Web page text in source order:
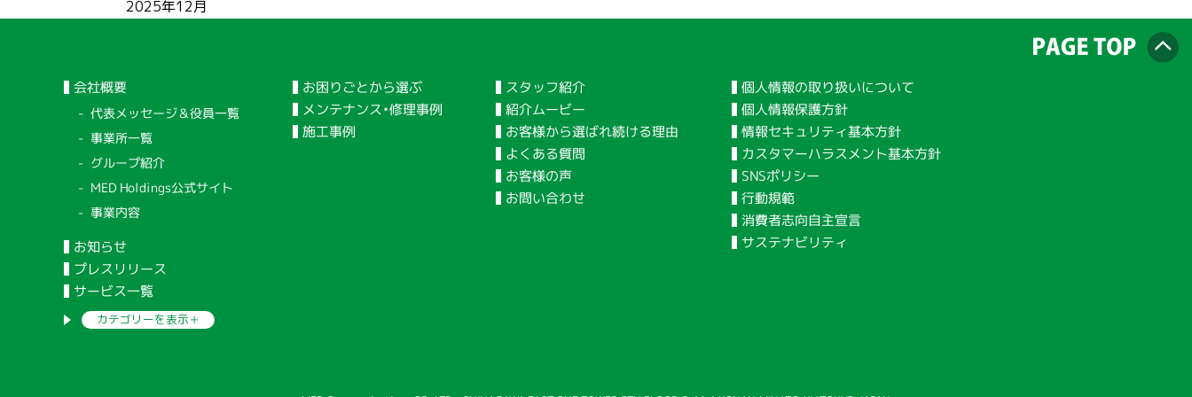
2025年12月
会社概要
代表メッセージ＆役員一覧
事業所一覧
グループ紹介
MED Holdings公式サイト
事業内容
お知らせ
プレスリリース
サービス一覧
カテゴリーを表示＋
お困りごとから選ぶ
メンテナンス・修理事例
施工事例
スタッフ紹介
紹介ムービー
お客様から選ばれ続ける理由
よくある質問
お客様の声
お問い合わせ
個人情報の取り扱いについて
個人情報保護方針
情報セキュリティ基本方針
カスタマーハラスメント基本方針
SNSポリシー
行動規範
消費者志向自主宣言
サステナビリティ